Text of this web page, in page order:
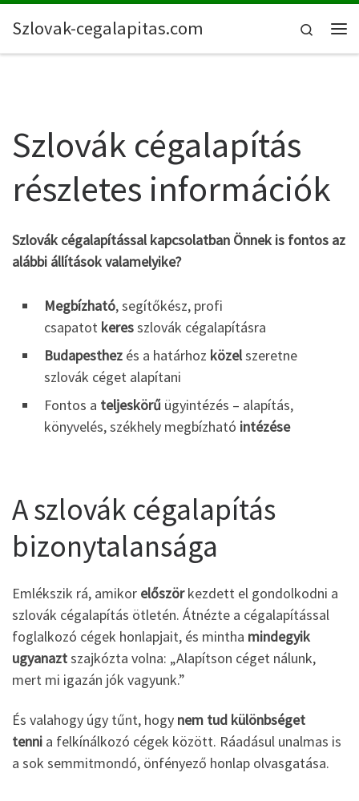
Skip to content
Szlovak-cegalapitas.com
Search
Szlovák cégalapítás
részletes információk
Szlovák cégalapítással kapcsolatban Önnek is fontos az
alábbi állítások valamelyike?
Megbízható, segítőkész, profi
csapatot keresszlovák cégalapításra
Budapesthez és a határhoz közelszeretne
szlovák céget alapítani
Fontos a teljeskörű ügyintézés – alapítás,
könyvelés, székhely megbízható intézése
A szlovák cégalapítás
bizonytalansága
Emlékszik rá, amikor előszörkezdett el gondolkodni a
szlovák cégalapítás ötletén. Átnézte a cégalapítással
foglalkozó cégek honlapjait, és mintha mindegyik
ugyanaztszajkózta volna: „Alapítson céget nálunk,
mert mi igazán jók vagyunk.”
És valahogy úgy tűnt, hogy nem tud különbséget
tenni a felkínálkozó cégek között. Ráadásul unalmas is
a sok semmitmondó, önfényező honlap olvasgatása.